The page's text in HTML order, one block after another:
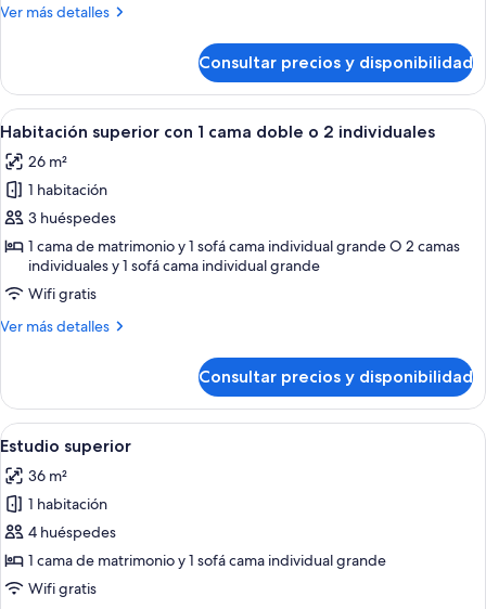
1
o
2
individuales
Ver más detalles
Más
estándar
con
1
doble
o
individuales
Consultar precios y disponibilidad
Abrir
todas
las
fotos
de
Habitación
superior
con
1
o
2
individuales
Una habitación de hotel con cama,
9
Habitación superior con 1 cama doble o 2 individuales
26 m²
1 habitación
3 huéspedes
1 cama de matrimonio y 1 sofá cama individual grande O 2 camas
individuales y 1 sofá cama individual grande
Wifi gratis
Ver más detalles
Más
superior
con
1
doble
o
individuales
Consultar precios y disponibilidad
Abrir
todas
las
fotos
de
Estudio
superior
Habitación de hotel con cama,
9
Estudio superior
36 m²
1 habitación
4 huéspedes
1 cama de matrimonio y 1 sofá cama individual grande
Wifi gratis